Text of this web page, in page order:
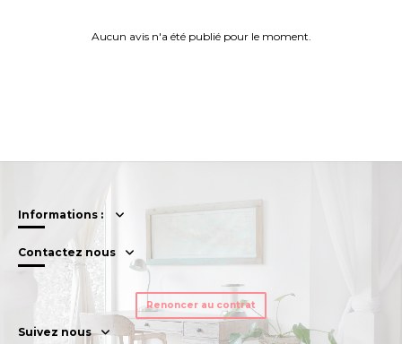
Aucun avis n'a été publié pour le moment.
Informations :
Contactez nous
Renoncer au contrat
Suivez nous